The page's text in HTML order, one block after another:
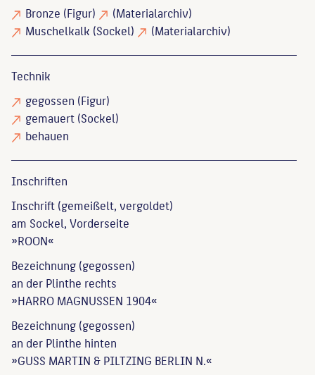
Bronze (Figur)
(Materialarchiv)
Muschelkalk (Sockel) (Materialarchiv)
Technik
gegossen (Figur)
gemauert(Sockel)
behauen
Inschriften
Inschrift (gemeißelt, vergoldet)
am Sockel, Vorderseite
»ROON«
Bezeichnung (gegossen)
an der Plinthe rechts
»HARRO MAGNUSSEN 1904«
Bezeichnung (gegossen)
an der Plinthe hinten
»GUSS MARTIN & PILTZING BERLIN N.«